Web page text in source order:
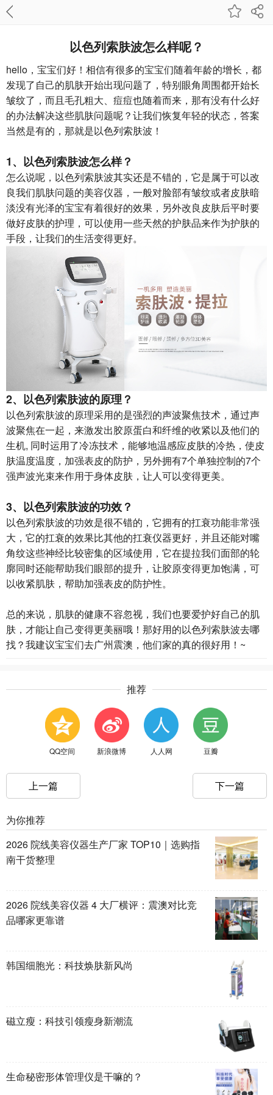
以色列索肤波怎么样呢？
hello，宝宝们好！相信有很多的宝宝们随着年龄的增长，都
发现了自己的肌肤开始出现问题了，特别眼角周围都开始长
皱纹了，而且毛孔粗大、痘痘也随着而来，那有没有什么好
的办法解决这些肌肤问题呢？让我们恢复年轻的状态，答案
当然是有的，那就是以色列索肤波！
1、 以色列索肤波怎么样？
怎么说呢，以色列索肤波其实还是不错的，它是属于可以改
良我们肌肤问题的美容仪器，一般对脸部有皱纹或者皮肤暗
淡没有光泽的宝宝有着很好的效果，另外改良皮肤后平时要
做好皮肤的护理，可以使用一些天然的护肤品来作为护肤的
手段，让我们的生活变得更好。
2、 以色列索肤波的原理？
以色列索肤波的原理采用的是强烈的声波聚焦技术，通过声
波聚焦在一起，来激发出胶原蛋白和纤维的收紧以及他们的
生机, 同时运用了冷冻技术，能够地温感应皮肤的冷热，使皮
肤温度温度，加强表皮的防护，另外拥有7个单独控制的7个
强声波光束来作用于身体皮肤，让人可以变得更美。
3、 以色列索肤波的功效？
以色列索肤波的功效是很不错的，它拥有的扛衰功能非常强
大，它的扛衰的效果比其他的扛衰仪器更好，并且还能对嘴
角纹这些神经比较密集的区域使用，它在提拉我们面部的轮
廓同时还能帮助我们眼部的提升，让胶原变得更加饱满，可
以收紧肌肤，帮助加强表皮的防护性。
总的来说，肌肤的健康不容忽视，我们也要爱护好自己的肌
肤，才能让自己变得更美丽哦！那好用的以色列索肤波去哪
找？我建议宝宝们去广州震澳，他们家的真的很好用！~
推荐
QQ空间 新浪微博 人人网 豆瓣
上一篇 下一篇
为你推荐
2026 院线美容仪器生产厂家 TOP10｜选购指
南干货整理
2026 院线美容仪器 4 大厂横评：震澳对比竞
品哪家更靠谱
韩国细胞光：科技焕肤新风尚
磁立瘦：科技引领瘦身新潮流
生命秘密形体管理仪是干嘛的？